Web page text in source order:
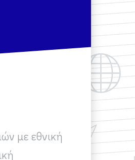
με εθνική